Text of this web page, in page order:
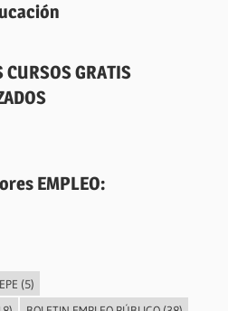
CURSOS GRATIS
EMPLEO:
(5)